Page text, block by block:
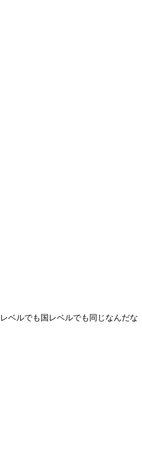
ベルでも国レベルでも同じなんだな